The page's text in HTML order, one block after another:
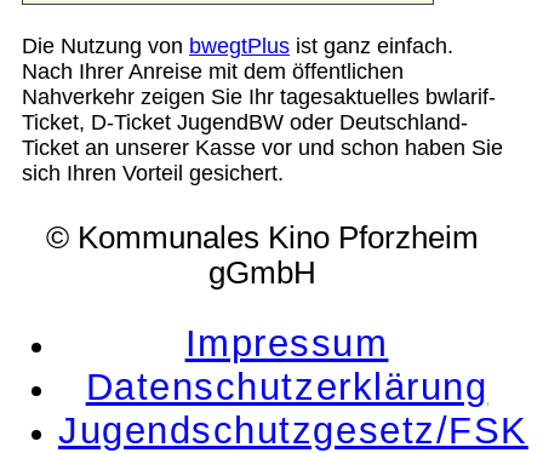
Die Nutzung von bwegtPlus ist ganz einfach.
Nach Ihrer Anreise mit dem öffentlichen
Nahverkehr zeigen Sie Ihr tagesaktuelles bwlarif-
Ticket, D-Ticket JugendBW oder Deutschland-
Ticket an unserer Kasse vor und schon haben Sie
sich Ihren Vorteil gesichert.
© Kommunales Kino Pforzheim
gGmbH
Impressum
Datenschutzerklärung
Jugendschutzgesetz/FSK